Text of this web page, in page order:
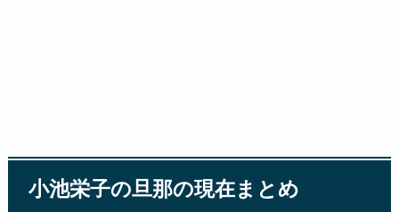
小池栄子の旦那の現在まとめ